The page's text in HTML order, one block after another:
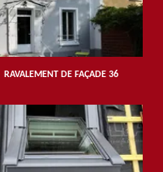
RAVALEMENT DE FAÇADE 36